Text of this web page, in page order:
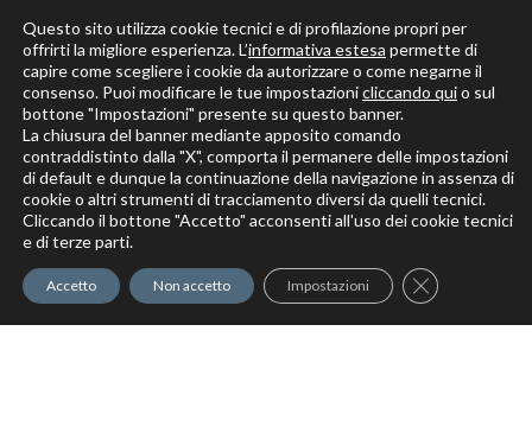
Solo per veri decoratori
Elite Pro
Questo sito utilizza cookie tecnici e di profilazione propri per
offrirti la migliore esperienza. L’informativa estesa permette di
capire come scegliere i cookie da autorizzare o come negarne il
consenso. Puoi modificare le tue impostazionicliccando quio sul
bottone "Impostazioni" presente su questo banner.
La chiusura del banner mediante apposito comando
contraddistinto dalla "X", comporta il permanere delle impostazioni
di default e dunque la continuazione della navigazione in assenza di
cookie o altri strumenti di tracciamento diversi da quelli tecnici.
Cliccando il bottone "Accetto" acconsenti all'uso dei cookie tecnici
e di terze parti.
Accetto Non accetto Impostazioni Close GDPR